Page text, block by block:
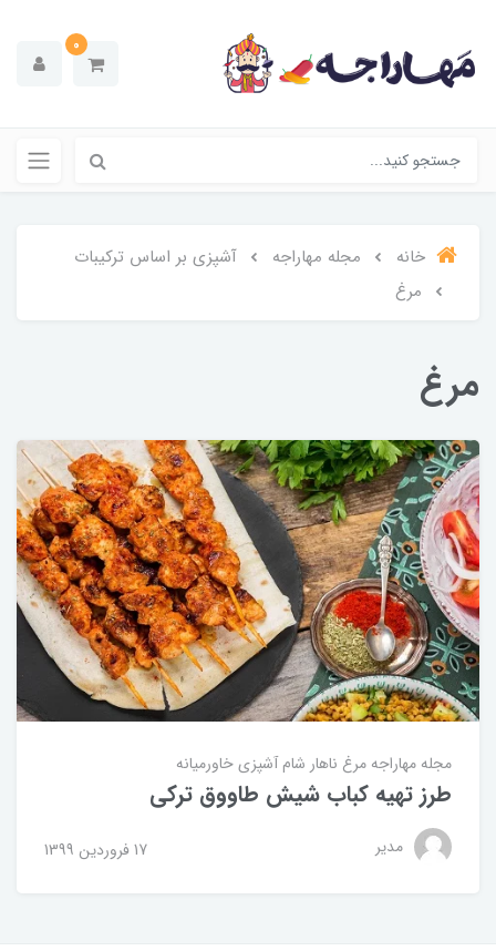
0
خانه مجله مهاراجه
آشپزی بر اساس ترکیبات
مرغ
مرغ
مجله مهاراجه مرغ ناهار شامآشپزی خاورمیانه
طرز تهیه کباب شیش طاووق ترکی
مدیر 17 فروردین 1399